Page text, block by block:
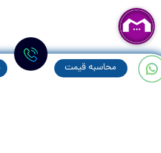
محاسبه قيمت